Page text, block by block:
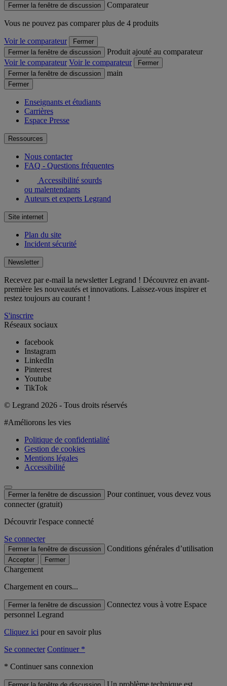
Fermer la fenêtre de discussion
Comparateur
Vous ne pouvez pas comparer plus de 4 produits
Voir le comparateur
Fermer
Fermer la fenêtre de discussion
Produit ajouté au comparateur
Voir le comparateur Voir le comparateur
Fermer
Fermer la fenêtre de discussion
main
Fermer
Enseignants et étudiants
Carrières
Espace Presse
Ressources
Nous contacter
FAQ - Questions fréquentes
Accessibilité sourds
ou malentendants
Auteurs et experts Legrand
Site internet
Plan du site
Incident sécurité
Newsletter
Recevez par e-mail la newsletter Legrand ! Découvrez en avant-
première les nouveautés et innovations. Laissez-vous inspirer et
restez toujours au courant !
S'inscrire
Réseaux sociaux
facebook
Instagram
LinkedIn
Pinterest
Youtube
TikTok
© Legrand 2026 - Tous droits réservés
#Améliorons les vies
Politique de confidentialité
Gestion de cookies
Mentions légales
Accessibilité
Fermer la fenêtre de discussion
Pour continuer, vous devez vous
connecter (gratuit)
Découvrir l'espace connecté
Se connecter
Fermer la fenêtre de discussion Conditions générales d’utilisation
Accepter Fermer
Chargement
Chargement en cours...
Fermer la fenêtre de discussion
Connectez vous à votre Espace
personnel Legrand
Cliquez ici pour en savoir plus
Se connecter Continuer *
* Continuer sans connexion